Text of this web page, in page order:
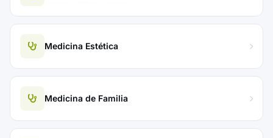
Medicina Estética
Medicina de Familia